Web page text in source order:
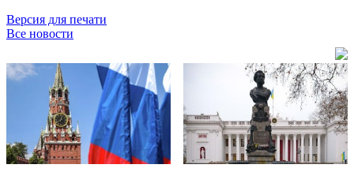
Версия для печати
Все новости